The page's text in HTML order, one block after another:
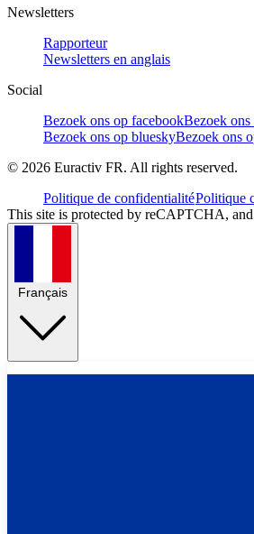
Newsletters
Rapporteur
Newsletters en anglais
Social
Bezoek ons op facebookBezoek
Bezoek ons op blueskyBezoek ons
© 2026 Euractiv FR. All rights reserved.
Politique de confidentialitéPolitique
This site is protected by reCAPTCHA,
Français